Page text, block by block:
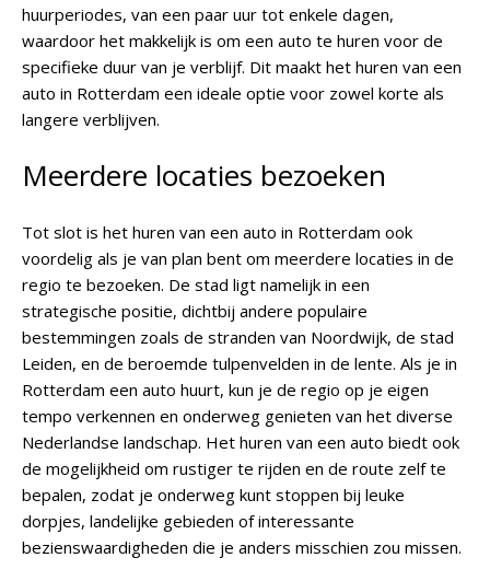
huurperiodes, van een paar uur tot enkele dagen,
waardoor het makkelijk is om een auto te huren voor de
specifieke duur van je verblijf. Dit maakt het huren van een
auto in Rotterdam een ideale optie voor zowel korte als
langere verblijven.
Meerdere locaties bezoeken
Tot slot is het huren van een auto in Rotterdam ook
voordelig als je van plan bent om meerdere locaties in de
regio te bezoeken. De stad ligt namelijk in een
strategische positie, dichtbij andere populaire
bestemmingen zoals de stranden van Noordwijk, de stad
Leiden, en de beroemde tulpenvelden in de lente. Als je in
Rotterdam een auto huurt, kun je de regio op je eigen
tempo verkennen en onderweg genieten van het diverse
Nederlandse landschap. Het huren van een auto biedt ook
de mogelijkheid om rustiger te rijden en de route zelf te
bepalen, zodat je onderweg kunt stoppen bij leuke
dorpjes, landelijke gebieden of interessante
bezienswaardigheden die je anders misschien zou missen.